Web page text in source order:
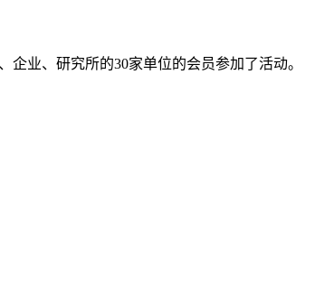
业、研究所的30家单位的会员参加了活动。